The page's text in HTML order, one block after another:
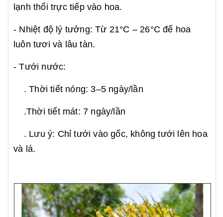
lạnh thổi trực tiếp vào hoa.
- Nhiệt độ lý tưởng: Từ 21°C – 26°C để hoa
luôn tươi và lâu tàn.
- Tưới nước:
. Thời tiết nóng: 3–5 ngày/lần
.Thời tiết mát: 7 ngày/lần
. Lưu ý: Chỉ tưới vào gốc, không tưới lên hoa
và lá.